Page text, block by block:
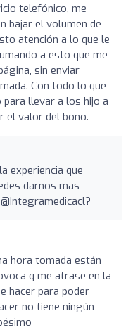
telefónico, me
bajar el volumen de
atención a lo que le
a esto que me
sin enviar
Con todo lo que
llevar a los hijo a
el valor del bono.
experiencia que
darnos mas
hora tomada están
q me atrase en la
hacer para poder
no tiene ningún